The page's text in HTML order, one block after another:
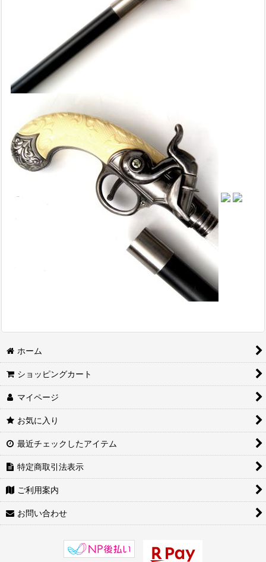
ホーム
ショッピングカート
マイページ
お気に入り
最近チェックしたアイテム
特定商取引法表示
ご利用案内
お問い合わせ